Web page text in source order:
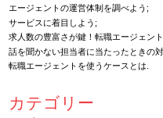
エージェントの運営体制を調べよう
サービスに着目しよう
求人数の豊富さが鍵！転職エージェン
話を聞かない担当者に当たったときの
転職エージェントを使うケースとは
カテゴリー